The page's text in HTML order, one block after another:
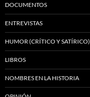
DOCUMENTOS
ENTREVISTAS
HUMOR (CRÍTICO Y SATÍRICO)
LIBROS
NOMBRES EN LA HISTORIA